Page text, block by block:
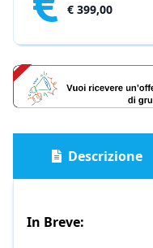
€ 399,00
Descrizione
In Breve: